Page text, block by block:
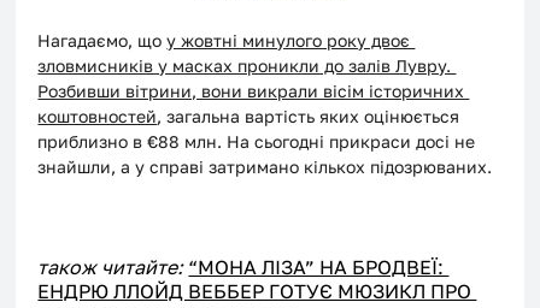
Нагадаємо, що у жовтні минулого року двоє
зловмисників у масках проникли до залів Лувру.
Розбивши вітрини, вони викрали вісім історичних
коштовностей, загальна вартість яких оцінюється
приблизно в €88 млн. На сьогодні прикраси досі не
знайшли, а у справі затримано кількох підозрюваних.
також читайте: “МОНА ЛІЗА” НА БРОДВЕЇ:
ЕНДРЮ ЛЛОЙД ВЕББЕР ГОТУЄ МЮЗИКЛ ПРО